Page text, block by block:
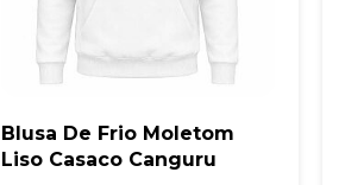
Blusa De Frio Moletom
Liso Casaco Canguru